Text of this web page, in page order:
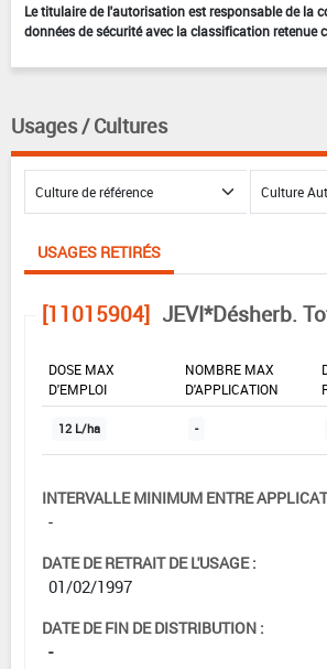
Le titulaire de l'autorisation est responsable de la
données de sécurité avec la classification retenue
Usages / Cultures
USAGES RETIRÉS
[11015904] JEVI*Désherb.
DOSE MAX
D'EMPLOI
NOMBRE MAX
D'APPLICATION
12 L/ha -
INTERVALLE MINIMUM ENTRE
-
DATE DE RETRAIT DE L'USAGE :
01/02/1997
DATE DE FIN DE DISTRIBUTION :
-